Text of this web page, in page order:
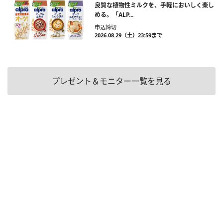
良質な植物性ミルクを、手軽においしく楽し
める。「ALP...
申込締切
2026.08.29（土）23:59まで
プレゼント＆モニター一覧を見る